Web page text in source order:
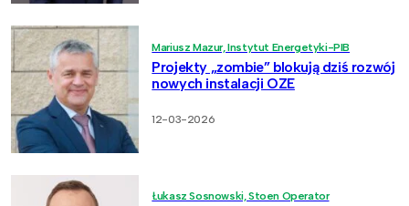
Mariusz Mazur, Instytut Energetyki-PIB
Projekty „zombie” blokują dziś rozwój
nowych instalacji OZE
12-03-2026
Łukasz Sosnowski, Stoen Operator